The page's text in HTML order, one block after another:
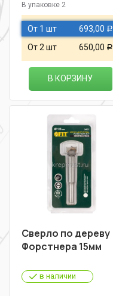
В упаковке 2
От 1 шт 693,00 Р
От 2 шт 650,00 Р
В КОРЗИНУ
Сверло по дереву
Форстнера 15мм
в наличии